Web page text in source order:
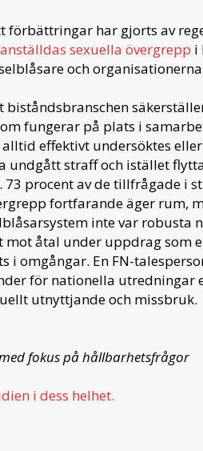
förbättringar har gjorts av
sexuella övergrepp i
och
biståndsbranschen
fungerar på plats i
effektivt undersöktes
undgått straff och istället
73 procent av de tillfrågade i
fortfarande äger rum,
inte var robusta
åtal under uppdrag som
i omgångar. En FN-
för nationella utredningar
utnyttjande och missbruk.
fokus på hållbarhetsfrågor
i dess helhet.